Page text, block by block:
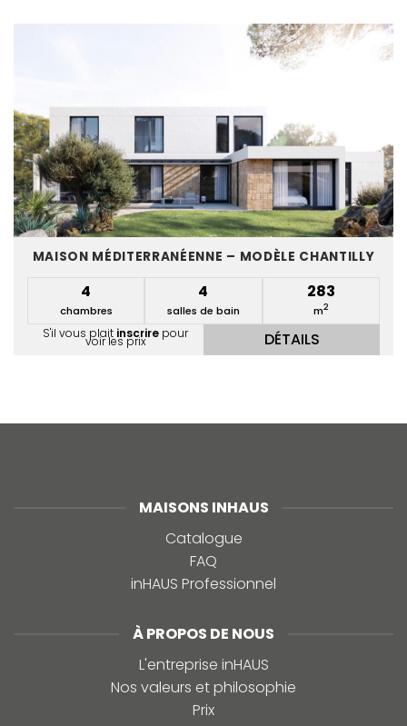
MAISON MÉDITERRANÉENNE – MODÈLE CHANTILLY
4
chambres
4
salles de bain
283
m2
S'il vous plait inscrire pour
voir les prix DÉTAILS
MAISONS INHAUS
Catalogue
FAQ
inHAUS Professionnel
À PROPOS DE NOUS
L'entreprise inHAUS
Nos valeurs et philosophie
Prix